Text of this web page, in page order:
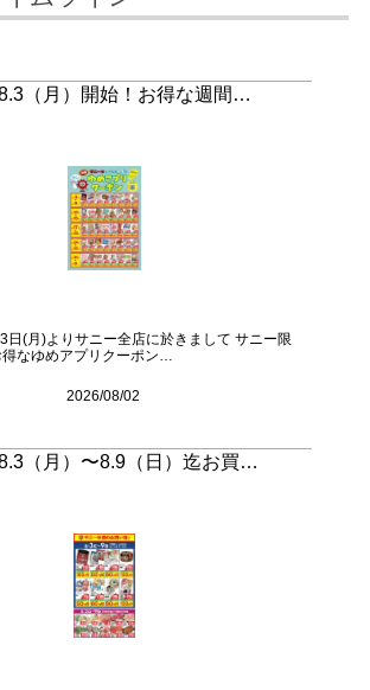
（月）開始！お得な週間…
日(月)よりサニー全店に於きまして サニー限
なゆめアプリクーポン…
2026/08/02
（月）〜8.9（日）迄お買…